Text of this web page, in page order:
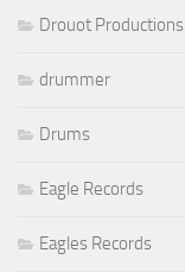
Drouot Productions
drummer
Drums
Eagle Records
Eagles Records